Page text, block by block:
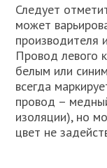
Следует
может
производителя
Провод левого
белым или
всегда
провод –
изоляции), но
цвет не